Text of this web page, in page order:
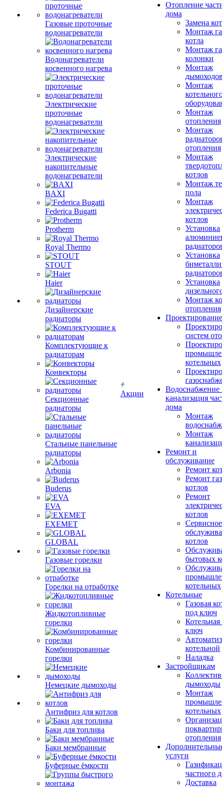
Газовые проточные
водонагреватели
Водонагреватели
косвенного нагрева
Электрические
проточные
водонагреватели
Электрические
накопительные
водонагреватели
BAXI
Federica Bugatti
Protherm
Royal Thermo
STOUT
Haier
Дизайнерские
радиаторы
Комплектующие к
радиаторам
Конвекторы
Секционные
радиаторы
Стальные панельные
радиаторы
Arbonia
Buderus
EVA
EXEMET
GLOBAL
Газовые горелки
Горелки на отработке
Жидкотопливные
горелки
Комбинированные
горелки
Немецкие дымоходы
Антифриз для котлов
Баки для топлива
Баки мембранные
Буферные ёмкости
Акции
Отопление
дома
Замена
Монтаж
котла
Монтаж
колонки
Монтаж
Монтаж
Монтаж
отопления
Монтаж
отопления
Монтаж
котлов
Монтаж
пола
Монтаж
котлов
Установка
Установка
Установка
Монтаж
отопления
Проектирование
систем
котельных
Водоснабжение
канализация
дома
Монтаж
Монтаж
Ремонт и
обслуживание
Ремонт
Ремонт
котлов
Ремонт
котлов
Сервисное
котлов
бытовых
котельных
Котельные
Газовая
под ключ
ключ
котельной
Наладка
Застройщикам
дымоходы
Монтаж
котельных
отопления
услуги
частного
Доставка